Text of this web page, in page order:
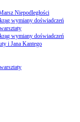
Niepodległości
wymiany doświadczeń
wymiany doświadczeń
i Jana Kantego